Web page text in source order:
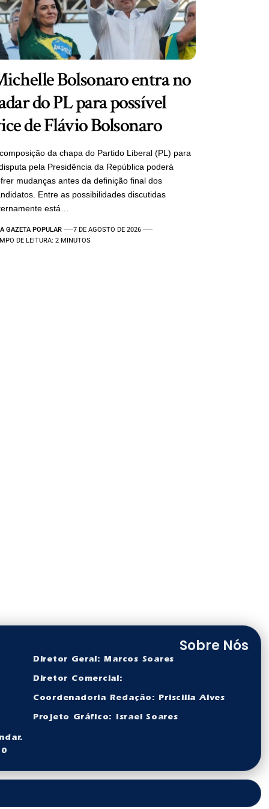
Bolsonaro entra no
do PL para possível
de Flávio Bolsonaro
da chapa do Partido Liberal (PL) para
pela Presidência da República poderá
mudanças antes da definição final dos
Entre as possibilidades discutidas
está…
A GAZETA POPULAR
7 DE AGOSTO DE 2026
DE LEITURA: 2 MINUTOS
Sobre Nós
Diretor Geral: Marcos Soares
Diretor Comercial:
Coordenadoria Redação: Priscilla Alves
Projeto Gráfico: Israel Soares